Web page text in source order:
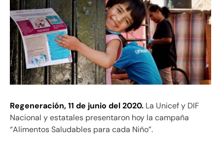
Regeneración, 11 de junio del 2020. La Unicef y DIF
Nacional y estatales presentaron hoy la campaña
“Alimentos Saludables para cada Niño”.